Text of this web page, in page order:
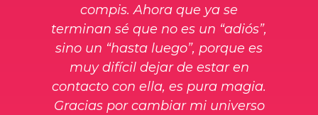
compis. Ahora que ya se
terminan sé que no es un “adiós”,
sino un “hasta luego”, porque es
muy difícil dejar de estar en
contacto con ella, es pura magia.
Gracias por cambiar mi universo